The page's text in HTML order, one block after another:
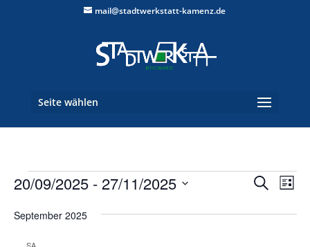
mail@stadtwerkstatt-kamenz.de
Seite wählen
Veranstaltungen
und
SucheListe
20/09/2025 - 27/11/2025
wählen.
September 2025